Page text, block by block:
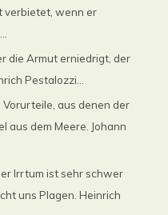
verbietet, wenn er
die Armut erniedrigt, der
Pestalozzi...
aus denen der
aus dem Meere. Johann
Irrtum ist sehr schwer
uns Plagen. Heinrich